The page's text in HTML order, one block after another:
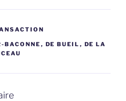
BACONNE , DE BUEIL , DE LA